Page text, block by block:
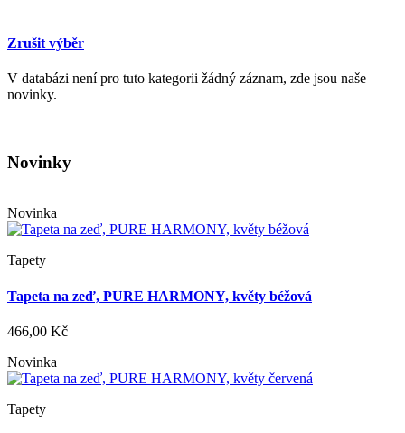
Zrušit výběr
V databázi není pro tuto kategorii žádný záznam, zde jsou naše
novinky.
Novinky
Novinka
Tapety
Tapeta na zeď, PURE HARMONY, květy béžová
466,00 Kč
Novinka
Tapety